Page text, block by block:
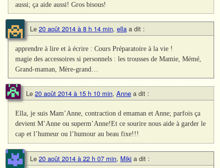
aussi; ça aide aussi! Gros bisous!
Le 20 août 2014 à 8 h 14 min, ella a dit :
apprendre à lire et à écrire : Cours Préparatoire à la vie !
magie des accessoires si personnels : les trousses de Mamie, Mémé,
Grand-maman, Mère-grand…
Le 20 août 2014 à 15 h 10 min, Anne a dit :
Ella, je suis Mam’Anne, contraction d emaman et Anne; parfois ça
devient M’Anne ou superm’Anne!Et ce sourire nous aide à garder le
cap et l’humeur ou l’humour au beau fixe!!!
Le 20 août 2014 à 22 h 07 min, Miki a dit :